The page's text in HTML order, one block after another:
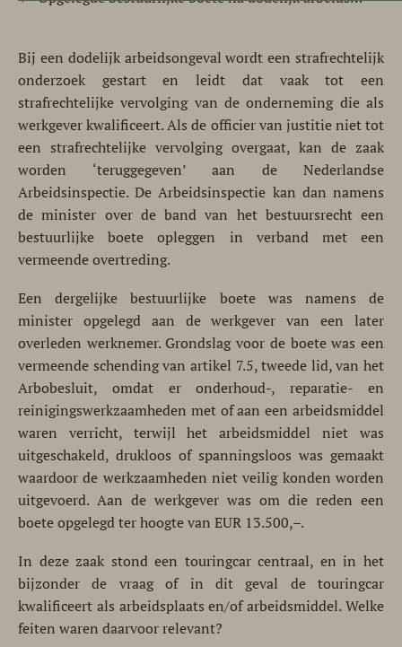
Bij een dodelijk arbeidsongeval wordt een strafrechtelijk
onderzoek gestart en leidt dat vaak tot een
strafrechtelijke vervolging van de onderneming die als
werkgever kwalificeert. Als de officier van justitie niet tot
een strafrechtelijke vervolging overgaat, kan de zaak
worden ‘teruggegeven’ aan de Nederlandse
Arbeidsinspectie. De Arbeidsinspectie kan dan namens
de minister over de band van het bestuursrecht een
bestuurlijke boete opleggen in verband met een
vermeende overtreding.
Een dergelijke bestuurlijke boete was namens de
minister opgelegd aan de werkgever van een later
overleden werknemer. Grondslag voor de boete was een
vermeende schending van artikel 7.5, tweede lid, van het
Arbobesluit, omdat er onderhoud-, reparatie- en
reinigingswerkzaamheden met of aan een arbeidsmiddel
waren verricht, terwijl het arbeidsmiddel niet was
uitgeschakeld, drukloos of spanningsloos was gemaakt
waardoor de werkzaamheden niet veilig konden worden
uitgevoerd. Aan de werkgever was om die reden een
boete opgelegd ter hoogte van EUR 13.500,–.
In deze zaak stond een touringcar centraal, en in het
bijzonder de vraag of in dit geval de touringcar
kwalificeert als arbeidsplaats en/of arbeidsmiddel. Welke
feiten waren daarvoor relevant?